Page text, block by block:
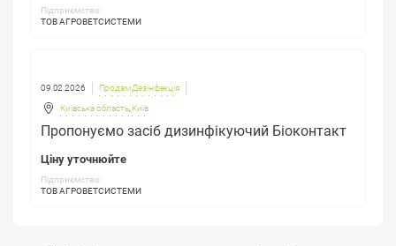
Підприємство:
ТОВ АГРОВЕТСИСТЕМИ
09.02.2026 Продам Дезінфекція
Київська область, Київ
Пропонуємо засіб дизинфікуючий Біоконтакт
Ціну уточнюйте
Підприємство:
ТОВ АГРОВЕТСИСТЕМИ